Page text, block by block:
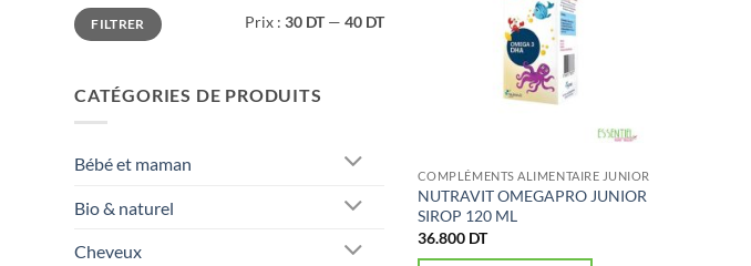
Prix
min
Prix
maxFILTRER Prix : 30 DT— 40 DT
CATÉGORIES DE PRODUITS
Bébé et maman
Bio & naturel
Cheveux
COMPLÉMENTS ALIMENTAIRE JUNIOR
NUTRAVIT OMEGAPRO JUNIOR
SIROP 120 ML
36.800 DT